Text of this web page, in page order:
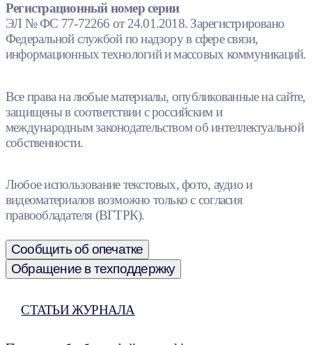
Регистрационный номер серии
ЭЛ № ФС 77-72266 от 24.01.2018. Зарегистрировано
Федеральной службой по надзору в сфере связи,
информационных технологий и массовых коммуникаций.
Все права на любые материалы, опубликованные на сайте,
защищены в соответствии с российским и
международным законодательством об интеллектуальной
собственности.
Любое использование текстовых, фото, аудио и
видеоматериалов возможно только с согласия
правообладателя (ВГТРК).
Сообщить об опечатке
Обращение в техподдержку
СТАТЬИ ЖУРНАЛА